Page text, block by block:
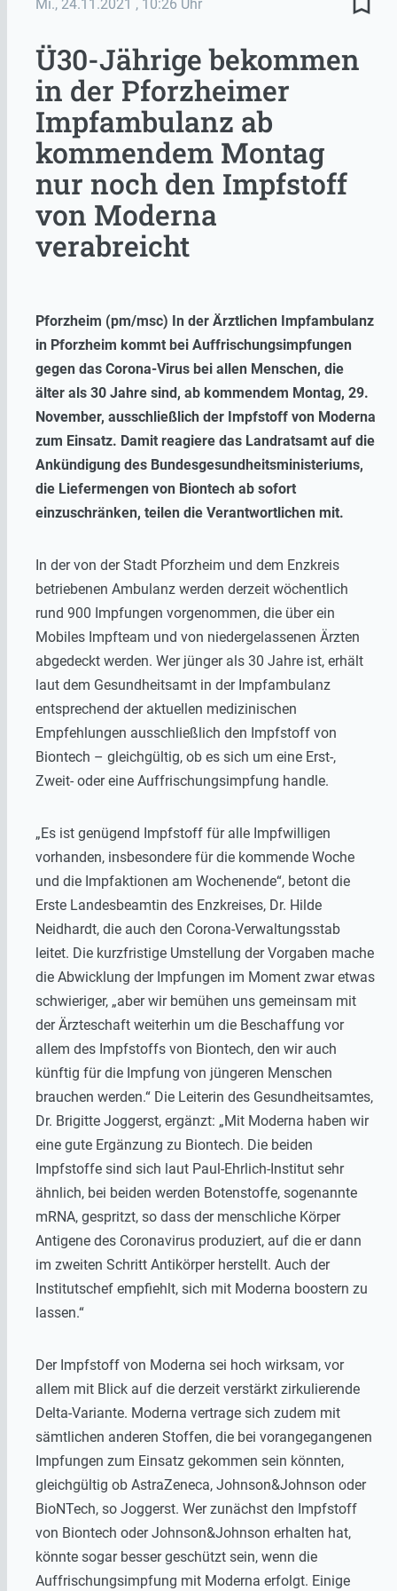
Mi., 24.11.2021 , 10:26 Uhr
Ü30-Jährige bekommen
in der Pforzheimer
Impfambulanz ab
kommendem Montag
nur noch den Impfstoff
von Moderna
verabreicht
Pforzheim (pm/msc) In der Ärztlichen Impfambulanz
in Pforzheim kommt bei Auffrischungsimpfungen
gegen das Corona-Virus bei allen Menschen, die
älter als 30 Jahre sind, ab kommendem Montag, 29.
November, ausschließlich der Impfstoff von Moderna
zum Einsatz. Damit reagiere das Landratsamt auf die
Ankündigung des Bundesgesundheitsministeriums,
die Liefermengen von Biontech ab sofort
einzuschränken, teilen die Verantwortlichen mit.
In der von der Stadt Pforzheim und dem Enzkreis
betriebenen Ambulanz werden derzeit wöchentlich
rund 900 Impfungen vorgenommen, die über ein
Mobiles Impfteam und von niedergelassenen Ärzten
abgedeckt werden. Wer jünger als 30 Jahre ist, erhält
laut dem Gesundheitsamt in der Impfambulanz
entsprechend der aktuellen medizinischen
Empfehlungen ausschließlich den Impfstoff von
Biontech – gleichgültig, ob es sich um eine Erst-,
Zweit- oder eine Auffrischungsimpfung handle.
„Es ist genügend Impfstoff für alle Impfwilligen
vorhanden, insbesondere für die kommende Woche
und die Impfaktionen am Wochenende“, betont die
Erste Landesbeamtin des Enzkreises, Dr. Hilde
Neidhardt, die auch den Corona-Verwaltungsstab
leitet. Die kurzfristige Umstellung der Vorgaben mache
die Abwicklung der Impfungen im Moment zwar etwas
schwieriger, „aber wir bemühen uns gemeinsam mit
der Ärzteschaft weiterhin um die Beschaffung vor
allem des Impfstoffs von Biontech, den wir auch
künftig für die Impfung von jüngeren Menschen
brauchen werden.“ Die Leiterin des Gesundheitsamtes,
Dr. Brigitte Joggerst, ergänzt: „Mit Moderna haben wir
eine gute Ergänzung zu Biontech. Die beiden
Impfstoffe sind sich laut Paul-Ehrlich-Institut sehr
ähnlich, bei beiden werden Botenstoffe, sogenannte
mRNA, gespritzt, so dass der menschliche Körper
Antigene des Coronavirus produziert, auf die er dann
im zweiten Schritt Antikörper herstellt. Auch der
Institutschef empfiehlt, sich mit Moderna boostern zu
lassen.“
Der Impfstoff von Moderna sei hoch wirksam, vor
allem mit Blick auf die derzeit verstärkt zirkulierende
Delta-Variante. Moderna vertrage sich zudem mit
sämtlichen anderen Stoffen, die bei vorangegangenen
Impfungen zum Einsatz gekommen sein könnten,
gleichgültig ob AstraZeneca, Johnson&Johnson oder
BioNTech, so Joggerst. Wer zunächst den Impfstoff
von Biontech oder Johnson&Johnson erhalten hat,
könnte sogar besser geschützt sein, wenn die
Auffrischungsimpfung mit Moderna erfolgt. Einige